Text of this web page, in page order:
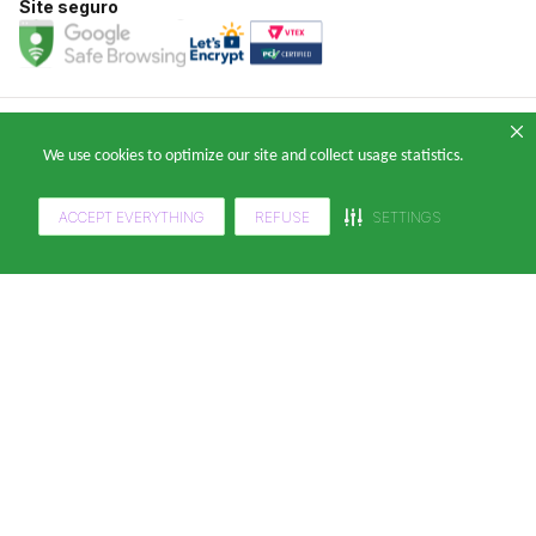
We use cookies to optimize our site and collect usage statistics.
ACCEPT EVERYTHING REFUSE SETTINGS
Site seguro
05.905.802/0001-64 Avenida Brigadeiro Faria Lima, nº 949 - Pinheiros, São